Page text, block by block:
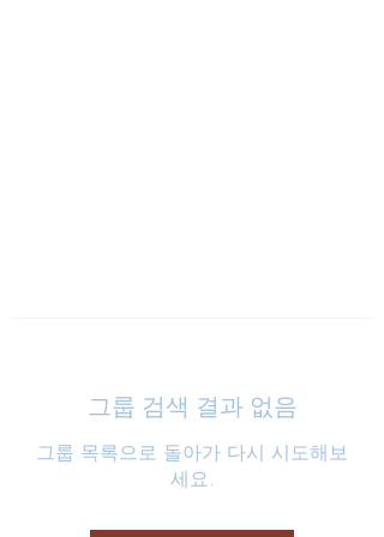
그룹 검색 결과 없음
그룹 목록으로 돌아가 다시 시도해보
세요.